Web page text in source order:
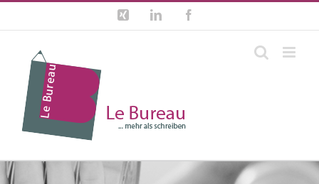
Zum
springen
Xing LinkedIn